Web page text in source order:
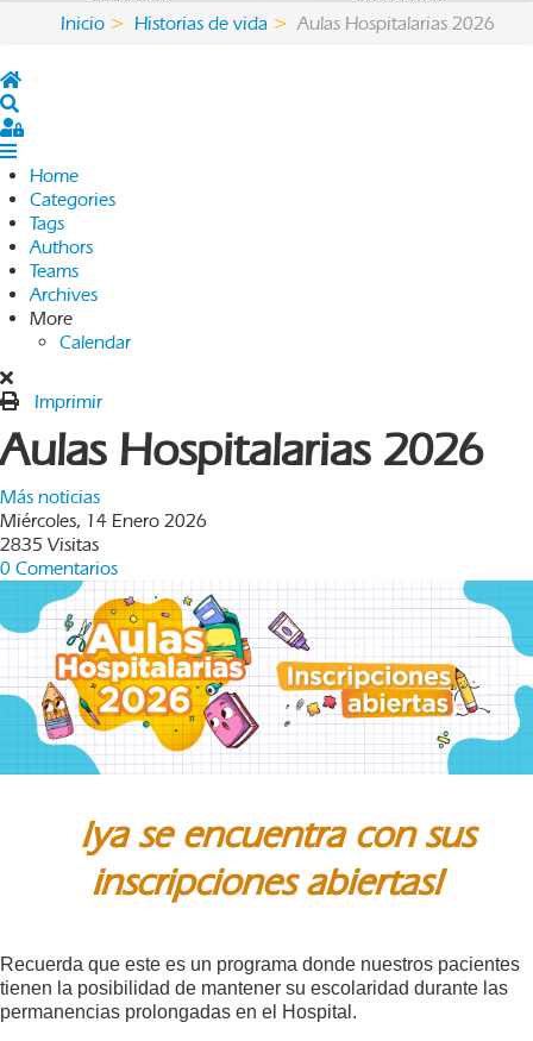
Inicio Historias de vida Aulas Hospitalarias 2026
Home
Sign In
Home
Categories
Tags
Authors
Teams
Archives
More
Calendar
Imprimir
Aulas Hospitalarias 2026
Más noticias
Miércoles, 14 Enero 2026
2835 Visitas
0 Comentarios
¡ya se encuentra con sus
inscripciones abiertas!
Recuerda que este es un programa donde nuestros pacientes
tienen la posibilidad de mantener su escolaridad durante las
permanencias prolongadas en el Hospital.